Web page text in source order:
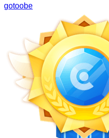
gotoobe